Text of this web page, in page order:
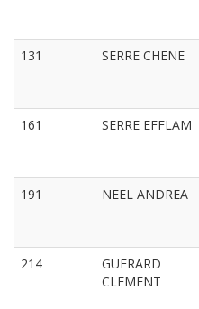
131 SERRE CHENE
161 SERRE EFFLAM
191 NEEL ANDREA
214
GUERARD
CLEMENT